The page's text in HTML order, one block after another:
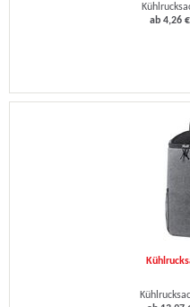
ab 4,26